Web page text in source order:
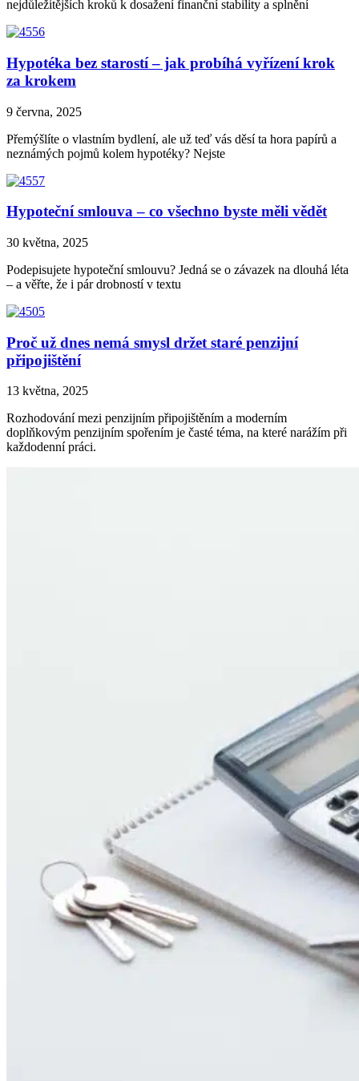
nejdůležitějších kroků k dosažení finanční stability a splnění
Hypotéka bez starostí – jak probíhá vyřízení krok
za krokem
9 června, 2025
Přemýšlíte o vlastním bydlení, ale už teď vás děsí ta hora papírů a
neznámých pojmů kolem hypotéky? Nejste
Hypoteční smlouva – co všechno byste měli vědět
30 května, 2025
Podepisujete hypoteční smlouvu? Jedná se o závazek na dlouhá léta
– a věřte, že i pár drobností v textu
Proč už dnes nemá smysl držet staré penzijní
připojištění
13 května, 2025
Rozhodování mezi penzijním připojištěním a moderním
doplňkovým penzijním spořením je časté téma, na které narážím při
každodenní práci.